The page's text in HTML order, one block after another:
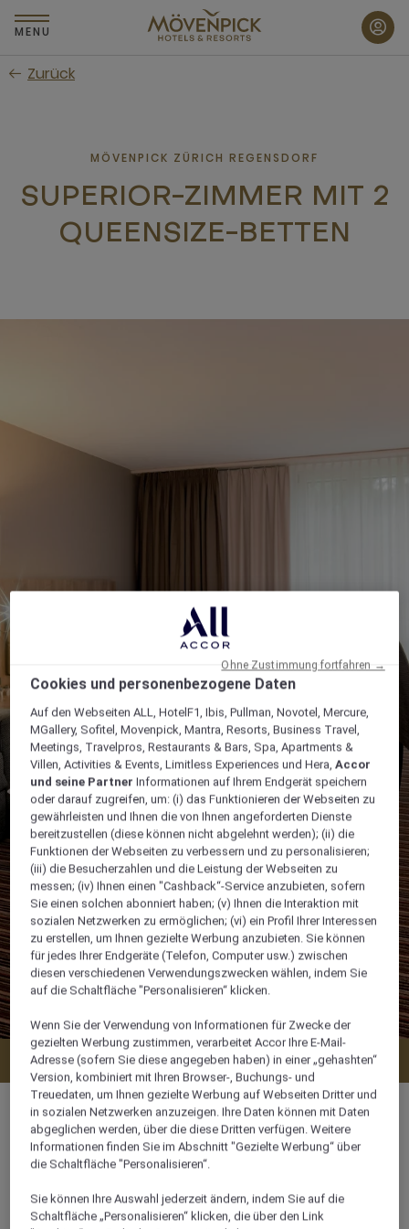
Zum
Hauptinhalt
MENU
Zurück
MÖVENPICK ZÜRICH REGENSDORF
SUPERIOR-ZIMMER MIT 2
QUEENSIZE-BETTEN
Verfügbarkeit anzeigen
28 m²
4 x
Cookies und personenbezogene Daten
Auf den Webseiten ALL, HotelF1, Ibis, Pullman, Novotel, Mercure,
MGallery, Sofitel, Movenpick, Mantra, Resorts, Business Travel,
Meetings, Travelpros, Restaurants & Bars, Spa, Apartments &
Villen, Activities & Events, Limitless Experiences und Hera,Accor
und seine Partner Informationen auf Ihrem Endgerät speichern
oder darauf zugreifen, um: (i) das Funktionieren der Webseiten zu
gewährleisten und Ihnen die von Ihnen angeforderten Dienste
bereitzustellen (diese können nicht abgelehnt werden); (ii) die
Funktionen der Webseiten zu verbessern und zu personalisieren;
(iii) die Besucherzahlen und die Leistung der Webseiten zu
messen; (iv) Ihnen einen "Cashback“-Service anzubieten, sofern
Sie einen solchen abonniert haben; (v) Ihnen die Interaktion mit
sozialen Netzwerken zu ermöglichen; (vi) ein Profil Ihrer Interessen
zu erstellen, um Ihnen gezielte Werbung anzubieten. Sie können
für jedes Ihrer Endgeräte (Telefon, Computer usw.) zwischen
diesen verschiedenen Verwendungszwecken wählen, indem Sie
auf die Schaltfläche "Personalisieren“ klicken.
Wenn Sie der Verwendung von Informationen für Zwecke der
gezielten Werbung zustimmen, verarbeitet Accor Ihre E-Mail-
Adresse (sofern Sie diese angegeben haben) in einer „gehashten“
Version, kombiniert mit Ihren Browser-, Buchungs- und
Treuedaten, um Ihnen gezielte Werbung auf Webseiten Dritter und
in sozialen Netzwerken anzuzeigen. Ihre Daten können mit Daten
abgeglichen werden, über die diese Dritten verfügen. Weitere
Informationen finden Sie im Abschnitt "Gezielte Werbung“ über
die Schaltfläche "Personalisieren“.
Sie können Ihre Auswahl jederzeit ändern, indem Sie auf die
Schaltfläche „Personalisieren“ klicken, die über den Link
Ohne Zustimmung fortfahren →